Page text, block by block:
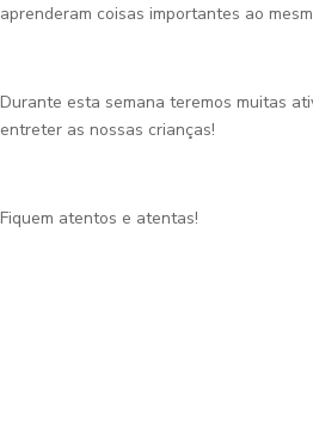
aprenderam coisas importantes ao
Durante esta semana teremos muitas
entreter as nossas crianças!
Fiquem atentos e atentas!